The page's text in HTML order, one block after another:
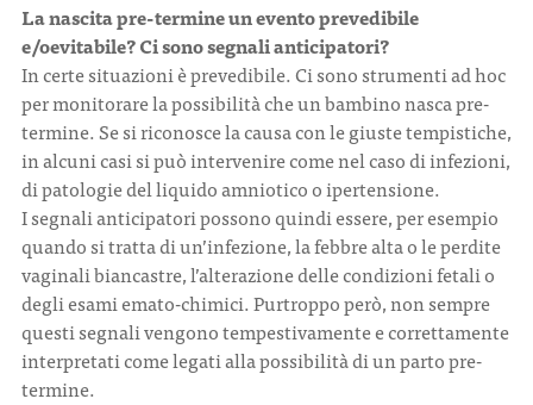
La nascita pre-termine un evento prevedibile
e/oevitabile? Ci sono segnali anticipatori?
In certe situazioni è prevedibile. Ci sono strumenti ad hoc
per monitorare la possibilità che un bambino nasca pre-
termine. Se si riconosce la causa con le giuste tempistiche,
in alcuni casi si può intervenire come nel caso di infezioni,
di patologie del liquido amniotico o ipertensione.
I segnali anticipatori possono quindi essere, per esempio
quando si tratta di un’infezione, la febbre alta o le perdite
vaginali biancastre, l’alterazione delle condizioni fetali o
degli esami emato-chimici. Purtroppo però, non sempre
questi segnali vengono tempestivamente e correttamente
interpretati come legati alla possibilità di un parto pre-
termine.